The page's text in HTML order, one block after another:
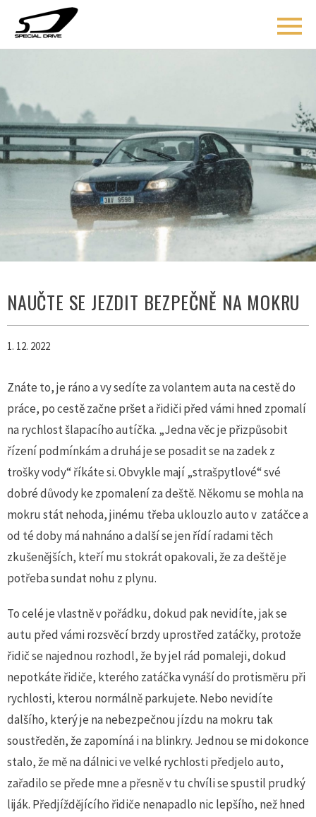
BLOG
COACHING
O MNĚ
AKCE
KONTAKT
NAUČTE SE JEZDIT BEZPEČNĚ NA MOKRU
1. 12. 2022
Znáte to, je ráno a vy sedíte za volantem auta na cestě do
práce, po cestě začne pršet a řidiči před vámi hned zpomalí
na rychlost šlapacího autíčka. „Jedna věc je přizpůsobit
řízení podmínkám a druhá je se posadit se na zadek z
trošky vody“ říkáte si. Obvykle mají „strašpytlové“ své
dobré důvody ke zpomalení za deště. Někomu se mohla na
mokru stát nehoda, jinému třeba uklouzlo auto v zatáčce a
od té doby má nahnáno a další se jen řídí radami těch
zkušenějších, kteří mu stokrát opakovali, že za deště je
potřeba sundat nohu z plynu.
To celé je vlastně v pořádku, dokud pak nevidíte, jak se
autu před vámi rozsvěcí brzdy uprostřed zatáčky, protože
řidič se najednou rozhodl, že by jel rád pomaleji, dokud
nepotkáte řidiče, kterého zatáčka vynáší do protisměru při
rychlosti, kterou normálně parkujete. Nebo nevidíte
dalšího, který je na nebezpečnou jízdu na mokru tak
soustředěn, že zapomíná i na blinkry. Jednou se mi dokonce
stalo, že mě na dálnici ve velké rychlosti předjelo auto,
zařadilo se přede mne a přesně v tu chvíli se spustil prudký
liják. Předjíždějícího řidiče nenapadlo nic lepšího, než hned